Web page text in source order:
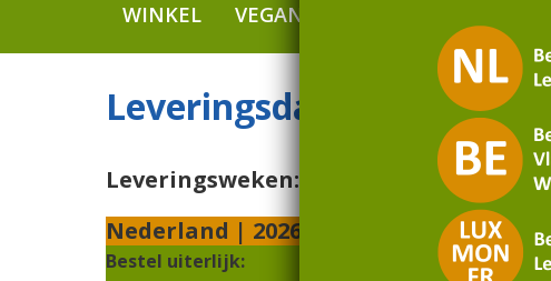
WINKEL VEGAN
Leveringsdata
Leveringsweken:
Nederland | 2026
Bestel uiterlijk: